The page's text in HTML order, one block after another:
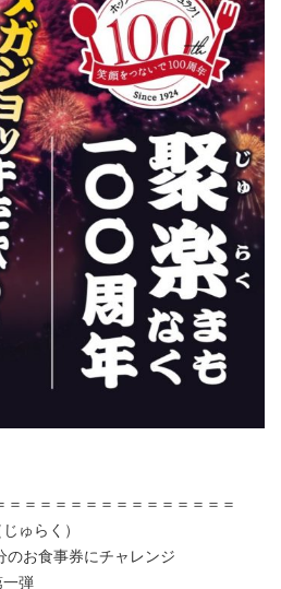
＝＝＝＝＝＝＝＝＝＝＝＝＝＝＝
ゅらく）
のお食事券にチャレンジ
弾